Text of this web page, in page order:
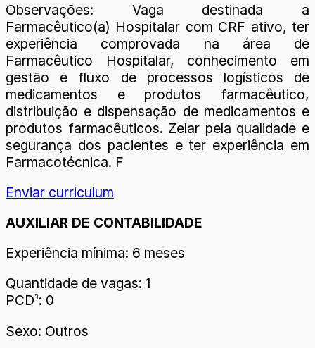
Observações: Vaga destinada a
Farmacêutico(a) Hospitalar com CRF ativo, ter
experiência comprovada na área de
Farmacêutico Hospitalar, conhecimento em
gestão e fluxo de processos logísticos de
medicamentos e produtos farmacêutico,
distribuição e dispensação de medicamentos e
produtos farmacêuticos. Zelar pela qualidade e
segurança dos pacientes e ter experiência em
Farmacotécnica. F
Enviar curriculum
AUXILIAR DE CONTABILIDADE
Experiência mínima: 6 meses
Quantidade de vagas: 1
PCD¹: 0
Sexo: Outros